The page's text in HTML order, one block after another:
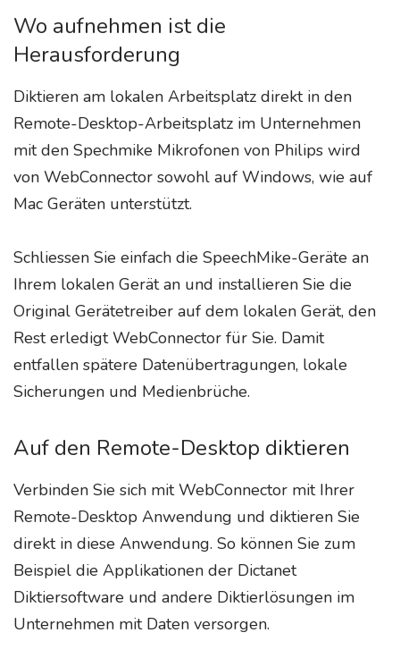
Wo aufnehmen ist die
Herausforderung
Diktieren am lokalen Arbeitsplatz direkt in den
Remote-Desktop-Arbeitsplatz im Unternehmen
mit den Spechmike Mikrofonen von Philips wird
von WebConnector sowohl auf Windows, wie auf
Mac Geräten unterstützt.
Schliessen Sie einfach die SpeechMike-Geräte an
Ihrem lokalen Gerät an und installieren Sie die
Original Gerätetreiber auf dem lokalen Gerät, den
Rest erledigt WebConnector für Sie. Damit
entfallen spätere Datenübertragungen, lokale
Sicherungen und Medienbrüche.
Auf den Remote-Desktop diktieren
Verbinden Sie sich mit WebConnector mit Ihrer
Remote-Desktop Anwendung und diktieren Sie
direkt in diese Anwendung. So können Sie zum
Beispiel die Applikationen der Dictanet
Diktiersoftware und andere Diktierlösungen im
Unternehmen mit Daten versorgen.